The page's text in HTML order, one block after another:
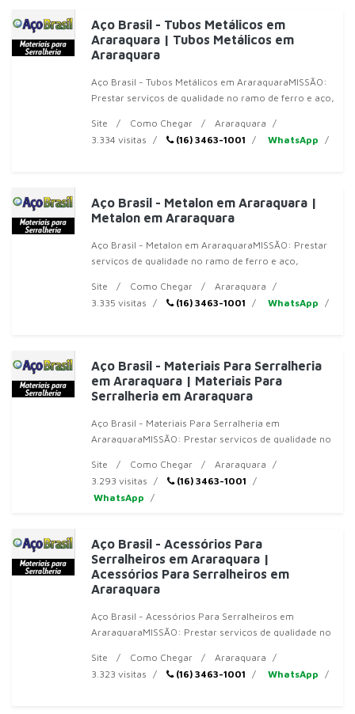
Aço Brasil - Tubos Metálicos em
Araraquara | Tubos Metálicos em
Araraquara
Aço Brasil - Tubos Metálicos em AraraquaraMISSÃO:
Prestar serviços de qualidade no ramo de ferro e aço,
nossos clientes
Site Como Chegar
Araraquara
3.334 visitas
(16) 3463-1001 WhatsApp
Aço Brasil - Metalon em Araraquara |
Metalon em Araraquara
Aço Brasil - Metalon em AraraquaraMISSÃO: Prestar
serviços de qualidade no ramo de ferro e aço,
nossos clientes da melho
Site Como Chegar
Araraquara
3.335 visitas
(16) 3463-1001 WhatsApp
Aço Brasil - Materiais Para Serralheria
em Araraquara | Materiais Para
Serralheria em Araraquara
Aço Brasil - Materiais Para Serralheria em
AraraquaraMISSÃO: Prestar serviços de qualidade no
procurar atender nosso
Site Como Chegar
Araraquara
3.293 visitas
(16) 3463-1001
WhatsApp
Aço Brasil - Acessórios Para
Serralheiros em Araraquara |
Acessórios Para Serralheiros em
Araraquara
Aço Brasil - Acessórios Para Serralheiros em
AraraquaraMISSÃO: Prestar serviços de qualidade no
procurar atender no
Site Como Chegar
Araraquara
3.323 visitas
(16) 3463-1001 WhatsApp